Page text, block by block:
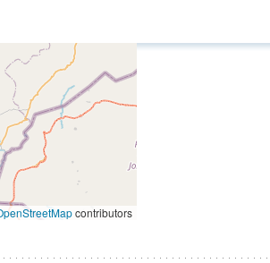
contributors